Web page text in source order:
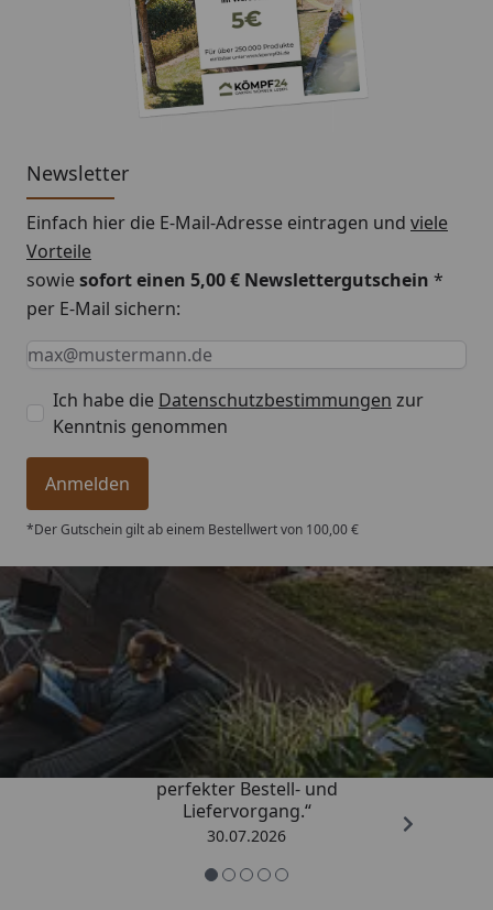
Montageanleitung Wulstrinne Typ 300
(Rinnenbreite 125 mm)
Newsletter
Einfach hier die E-Mail-Adresse eintragen und viele
Vorteile
sowiesofort einen 5,00 € Newslettergutschein *
per E-Mail sichern:
Keine Eingabe erforderlich
Eingabe erforderlich
E-Mail *
Ich habe die Datenschutzbestimmungen zur
Kenntnis genommen
Anmelden
*Der Gutschein gilt ab einem Bestellwert von 100,00 €
Trusted Shops
4,76/ 5
„Qualitativ sehr gute Ware und ein
perfekter Bestell- und
Liefervorgang.“
30.07.2026